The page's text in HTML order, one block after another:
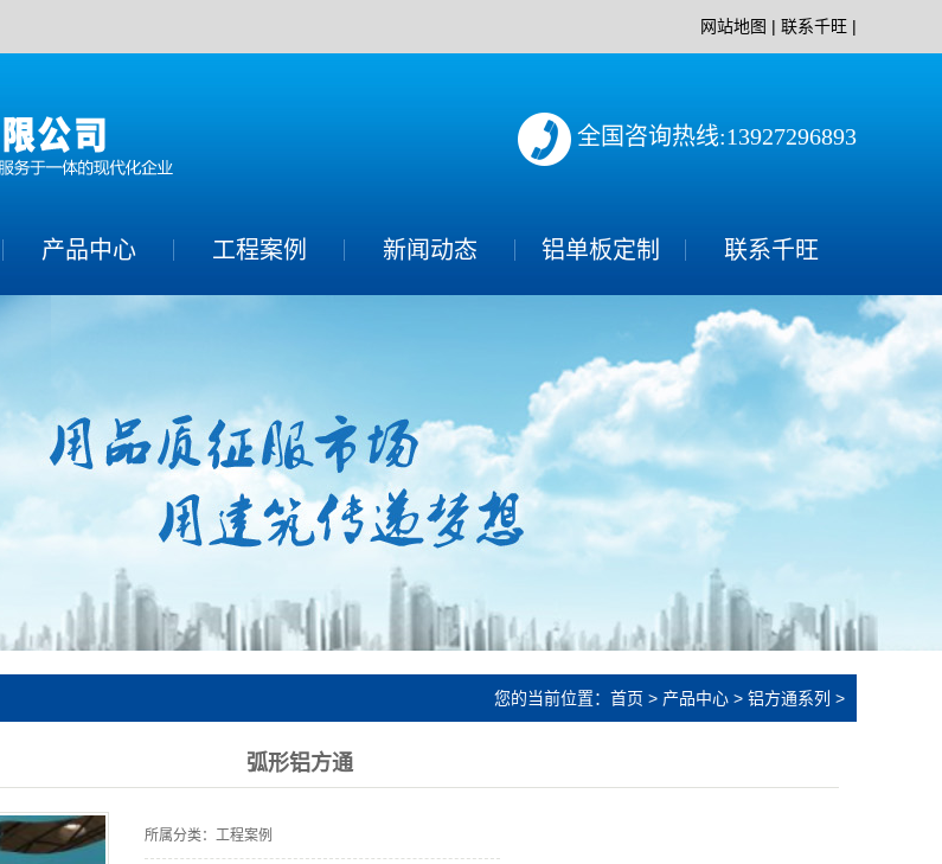
网站地图 | 联系千旺 |
全国咨询热线:13927296893
产品中心
铝单板系列
蜂窝铝板系列
铝合金空调罩系
工程案例
新闻动态
公司新闻
铝单板定制 联系千旺
您的当前位置： 首页 > 产品中心 > 铝方通系列 >
弧形铝方通
所属分类：工程案例